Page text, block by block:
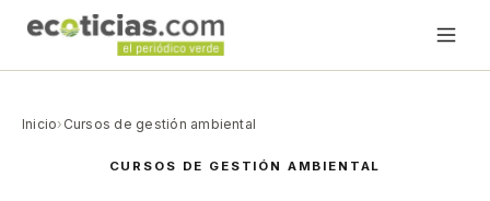
Inicio› Cursos de gestión ambiental
CURSOS DE GESTIÓN AMBIENTAL